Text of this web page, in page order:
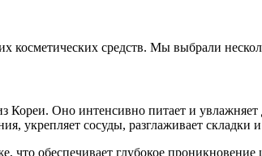
косметических средств. Мы выбрали
Оно интенсивно питает и
укрепляет сосуды, разглаживает складки
что обеспечивает глубокое